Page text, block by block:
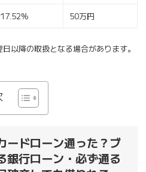
50万円
以降の取扱となる場合があります。
ードローン通った？ブ
銀行ローン・必ず通る